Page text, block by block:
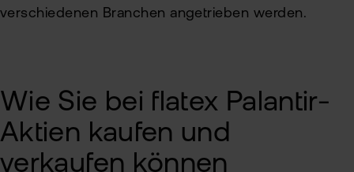
verschiedenen Branchen angetrieben werden.
Wie Sie bei flatex Palantir-
Aktien kaufen und
verkaufen können